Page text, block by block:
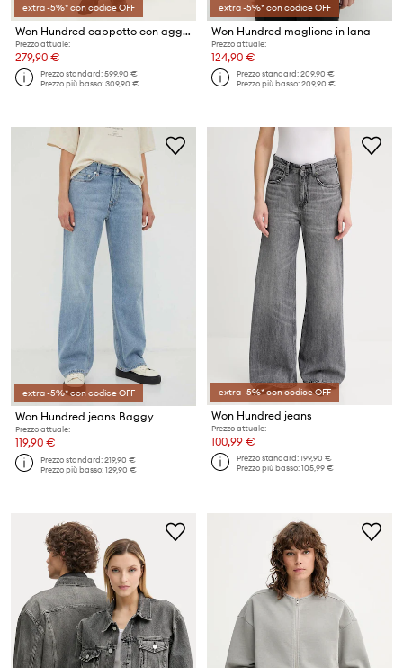
extra -5%* con codice OFF
Won Hundred cappotto con aggiunta di lana
Prezzo attuale:
279,90 €
Prezzo standard:599,90 €
Prezzo più basso:309,90 €
extra -5%* con codice OFF
Won Hundred maglione in lana
Prezzo attuale:
124,90 €
Prezzo standard:209,90 €
Prezzo più basso:209,90 €
extra -5%* con codice OFF
Won Hundred jeans Baggy
Prezzo attuale:
119,90 €
Prezzo standard:219,90 €
Prezzo più basso:129,90 €
extra -5%* con codice OFF
Won Hundred jeans
Prezzo attuale:
100,99 €
Prezzo standard:199,90 €
Prezzo più basso:105,99 €